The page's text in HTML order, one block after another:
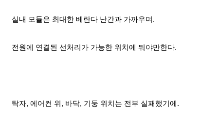
실내 모듈은 최대한 베란다 난간과 가까우며.
전원에 연결된 선처리가 가능한 위치에 둬야만한다.
탁자, 에어컨 위, 바닥, 기둥 위치는 전부 실패했기에.